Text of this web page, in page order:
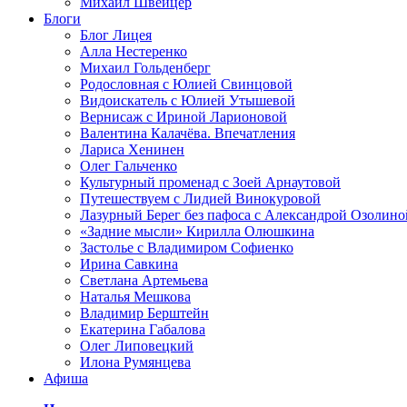
Блоги
Блог Лицея
Алла Нестеренко
Михаил Гольденберг
Родословная с Юлией Свинцовой
Видоискатель с Юлией Утышевой
Вернисаж с Ириной Ларионовой
Валентина Калачёва. Впечатления
Лариса Хенинен
Олег Гальченко
Культурный променад с Зоей Арнаутовой
Путешествуем с Лидией Винокуровой
Лазурный Берег без пафоса с Александрой
«Задние мысли» Кирилла Олюшкина
Застолье с Владимиром Софиенко
Ирина Савкина
Светлана Артемьева
Наталья Мешкова
Владимир Берштейн
Екатерина Габалова
Олег Липовецкий
Илона Румянцева
Афиша